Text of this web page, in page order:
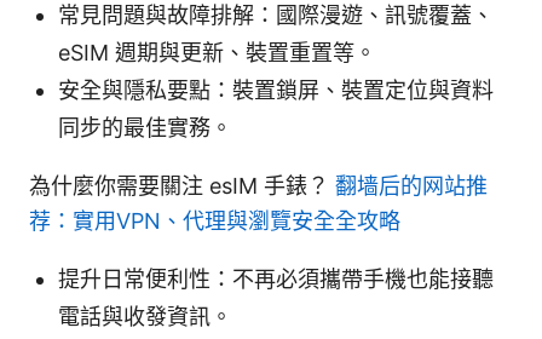
常見問題與故障排解：國際漫遊、訊號覆蓋、
eSIM 週期與更新、裝置重置等。
安全與隱私要點：裝置鎖屏、裝置定位與資料
同步的最佳實務。
為什麼你需要關注 esIM 手錶？ 翻墙后的网站推
荐：實用VPN、代理與瀏覽安全全攻略
提升日常便利性：不再必須攜帶手機也能接聽
電話與收發資訊。